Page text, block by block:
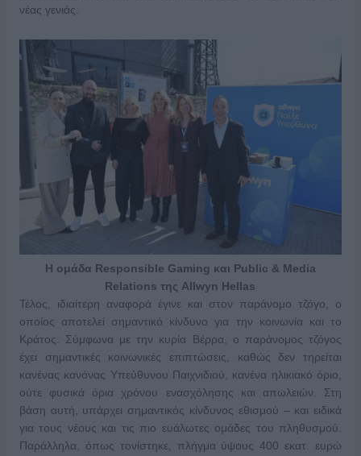
νέας γενιάς.
Η ομάδα Responsible Gaming και Public & Media
Relations της Allwyn Hellas
Τέλος, ιδιαίτερη αναφορά έγινε και στον παράνομο τζόγο, ο
οποίος αποτελεί σημαντικό κίνδυνο για την κοινωνία και το
Κράτος. Σύμφωνα με την κυρία Βέρρα, ο παράνομος τζόγος
έχει σημαντικές κοινωνικές επιπτώσεις, καθώς δεν τηρείται
κανένας κανόνας Υπεύθυνου Παιχνιδιού, κανένα ηλικιακό όριο,
ούτε φυσικά όρια χρόνου ενασχόλησης και απωλειών. Στη
βάση αυτή, υπάρχει σημαντικός κίνδυνος εθισμού – και ειδικά
για τους νέους και τις πιο ευάλωτες ομάδες του πληθυσμού.
Παράλληλα, όπως τονίστηκε, πλήγμα ύψους 400 εκατ. ευρώ